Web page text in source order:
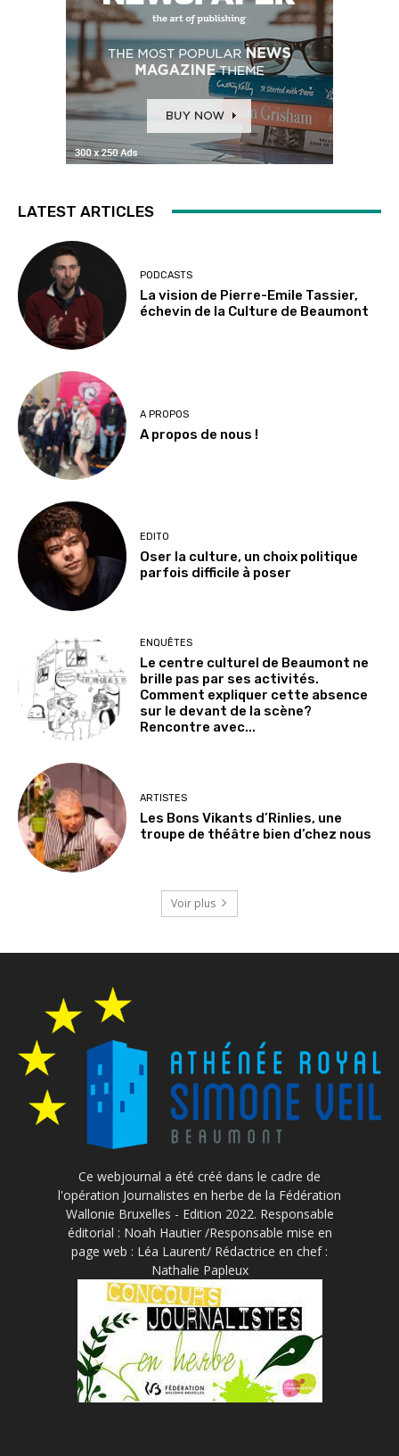
LATEST ARTICLES
PODCASTS
La vision de Pierre-Emile Tassier,
échevin de la Culture de Beaumont
A PROPOS
A propos de nous !
EDITO
Oser la culture, un choix politique
parfois difficile à poser
ENQUÊTES
Le centre culturel de Beaumont ne
brille pas par ses activités.
Comment expliquer cette absence
sur le devant de la scène?
Rencontre avec...
ARTISTES
Les Bons Vikants d’Rinlies, une
troupe de théâtre bien d’chez nous
Voir plus
Ce webjournal a été créé dans le cadre de
l'opération Journalistes en herbe de la Fédération
Wallonie Bruxelles - Edition 2022. Responsable
éditorial : Noah Hautier /Responsable mise en
page web : Léa Laurent/ Rédactrice en chef :
Nathalie Papleux